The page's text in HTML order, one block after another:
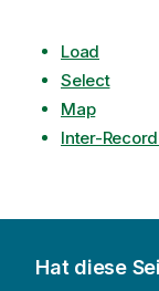
Load
Select
Map
Inter-
Hat diese